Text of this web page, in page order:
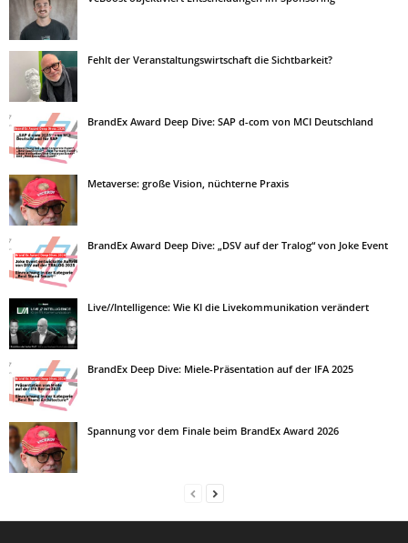
Fehlt der Veranstaltungswirtschaft die Sichtbarkeit?
BrandEx Award Deep Dive: SAP d-com von MCI Deutschland
Metaverse: große Vision, nüchterne Praxis
BrandEx Award Deep Dive: „DSV auf der Tralog“ von Joke Event
Live//Intelligence: Wie KI die Livekommunikation verändert
BrandEx Deep Dive: Miele-Präsentation auf der IFA 2025
Spannung vor dem Finale beim BrandEx Award 2026